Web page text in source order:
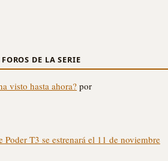
DE LA SERIE
visto hasta ahora? por
T3 se estrenará el 11 de noviembre